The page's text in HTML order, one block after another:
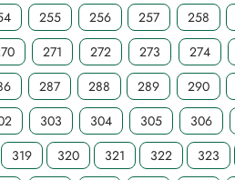
255 256 257 258
271 272 273 274
287 288 289 290
303 304 305 306
319
320 321 322 323